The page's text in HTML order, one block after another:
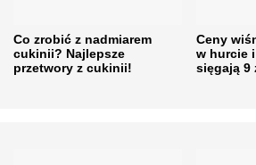
Co zrobić z nadmiarem
cukinii? Najlepsze
przetwory z cukinii!
Ceny
w hurcie
sięgają 9